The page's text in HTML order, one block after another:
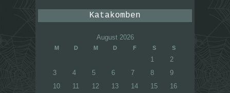
Katakomben
August 2026
M D M D F S S
1
2
3
4 5 6 7 8
9
10
11 12 13 14 15
16